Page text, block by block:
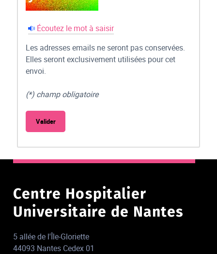
Écoutez le mot à saisir
Les adresses emails ne seront pas conservées.
Elles seront exclusivement utilisées pour cet
envoi.
(*) champ obligatoire
Centre Hospitalier
Universitaire de Nantes
5 allée de l'Île-Gloriette
44093 Nantes Cedex 01